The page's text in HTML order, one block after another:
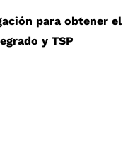
para obtener el
y TSP